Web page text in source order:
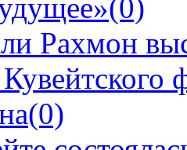
(0)
Рахмон
(0)